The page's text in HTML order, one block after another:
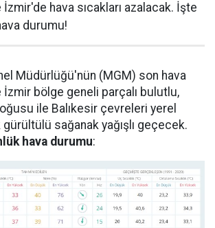
İzmir'de hava sıcakları azalacak. İşte
durumu!
Müdürlüğü'nün (MGM) son hava
İzmir bölge geneli parçalı bulutlu,
ile Balıkesir çevreleri yerel
sağanak yağışlı geçecek.
hava durumu: